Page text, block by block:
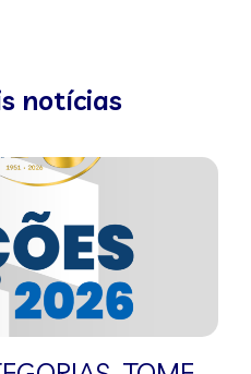
notícias